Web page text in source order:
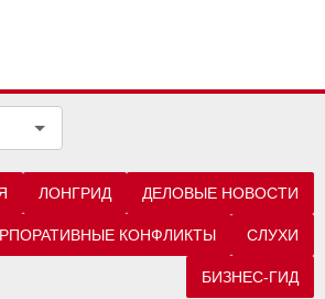
ЛОНГРИД ДЕЛОВЫЕ НОВОСТИ
КОНФЛИКТЫ СЛУХИ
БИЗНЕС-ГИД